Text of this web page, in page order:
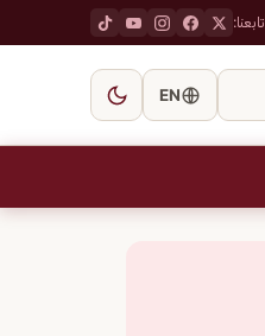
تابعنا:
EN